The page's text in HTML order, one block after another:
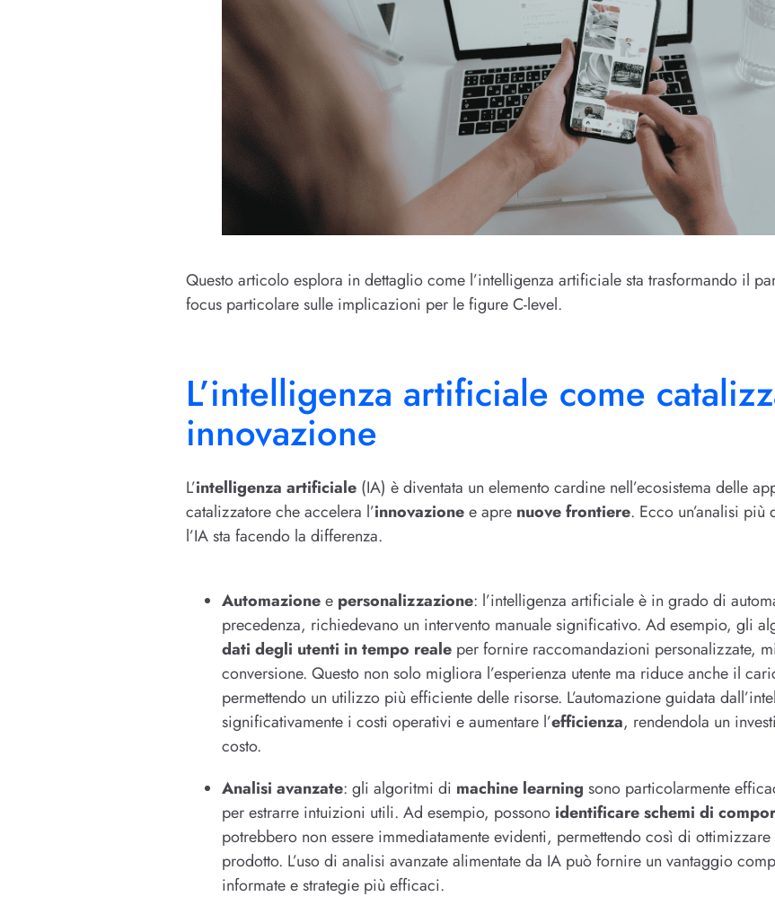
Questo articolo esplora in dettaglio come l’intelligenza artificiale sta trasformando il
focus particolare sulle implicazioni per le figure C-level.
L’intelligenza artificiale come
innovazione
L’intelligenza artificiale (IA) è diventata un elemento cardine nell’ecosistema delle
catalizzatore che accelera l’innovazionee apre nuove frontiere. Ecco un’analisi
l’IA sta facendo la differenza.
Automazionee personalizzazione: l’intelligenza artificiale è in grado di
precedenza, richiedevano un intervento manuale significativo. Ad esempio, gli
dati degli utenti in tempo reale per fornire raccomandazioni personalizzate,
conversione. Questo non solo migliora l’esperienza utente ma riduce anche il
permettendo un utilizzo più efficiente delle risorse. L’automazione guidata
significativamente i costi operativi e aumentare l’efficienza, rendendola un
costo.
Analisi avanzate: gli algoritmi di machine learning sono particolarmente
per estrarre intuizioni utili. Ad esempio, possono identificare schemi di
potrebbero non essere immediatamente evidenti, permettendo così di
prodotto. L’uso di analisi avanzate alimentate da IA può fornire un vantaggio
informate e strategie più efficaci.